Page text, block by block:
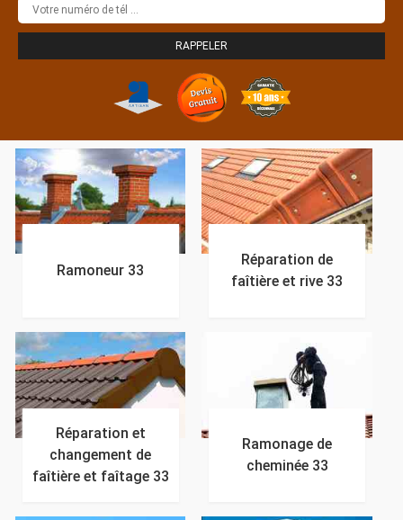
Ramoneur 33
Réparation de
faîtière et rive 33
Réparation et
changement de
faîtière et faîtage 33
Ramonage de
cheminée 33